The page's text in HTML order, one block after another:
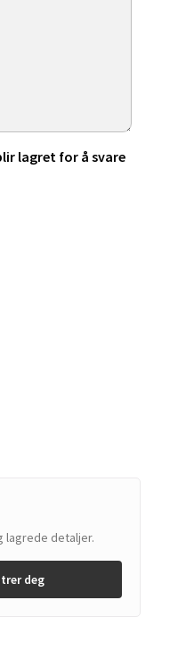
lagret for å svare
lagrede detaljer.
deg